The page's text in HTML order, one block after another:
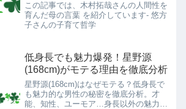
この記事では、木村拓哉さんの人間性を
育んだ母の言葉 を紹介しています- 悠方
子さんの子育て哲学
低身長でも魅力爆発！星野源
(168cm)がモテる理由を徹底分析
星野源(168cm)はなぜモテる？低身長で
も魅力的な男性の秘密を徹底分析。才
能、知性、ユーモア…身長以外の魅力を